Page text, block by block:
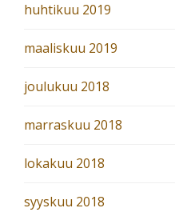
huhtikuu 2019
maaliskuu 2019
joulukuu 2018
marraskuu 2018
lokakuu 2018
syyskuu 2018